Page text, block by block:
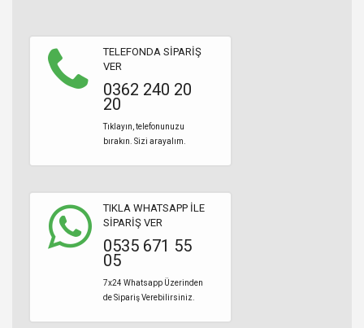
TELEFONDA SİPARİŞ
VER
0362 240 20
20
Tıklayın, telefonunuzu
bırakın. Sizi arayalım.
TIKLA WHATSAPP İLE
SİPARİŞ VER
0535 671 55
05
7x24 Whatsapp Üzerinden
de Sipariş Verebilirsiniz.